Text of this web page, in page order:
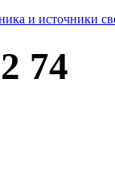
и источники
74